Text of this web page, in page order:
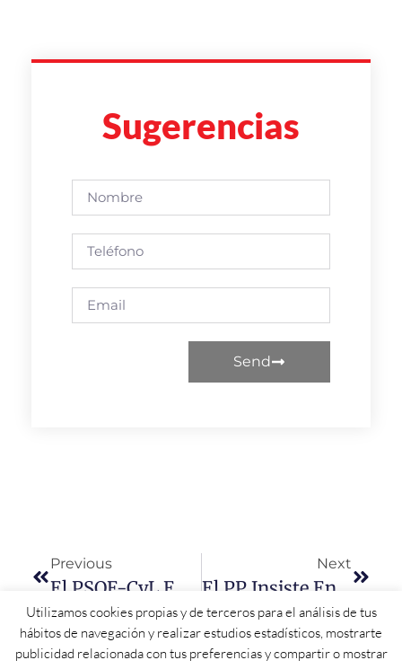
Sugerencias
Send
Previous Next
Utilizamos cookies propias y de terceros para el análisis de tus
hábitos de navegación y realizar estudios estadísticos, mostrarte
publicidad relacionada con tus preferencias y compartir o mostrar